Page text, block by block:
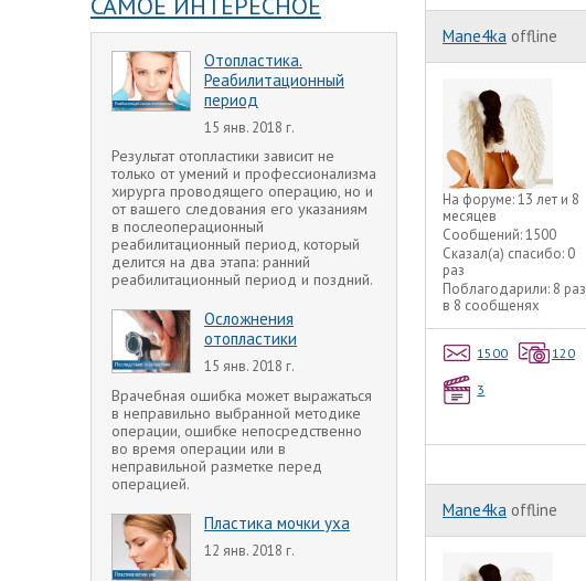
Отопластика.
Реабилитационный
период
15 янв. 2018 г.
Результат отопластики зависит не
только от умений и профессионализма
хирурга проводящего операцию, но и
от вашего следования его указаниям
в послеоперационный
реабилитационный период, который
делится на два этапа: ранний
реабилитационный период и поздний.
Осложнения
отопластики
15 янв. 2018 г.
Врачебная ошибка может выражаться
в неправильно выбранной методике
операции, ошибке непосредственно
во время операции или в
неправильной разметке перед
операцией.
Пластика мочки уха
12 янв. 2018 г.
Mane4ka offline
На форуме:13 лет и 8
месяцев
Сообщений:1500
Сказал(а) спасибо: 0
раз
Поблагодарили: 8 раз
в 8 сообщенях
1500 120
3
Mane4ka offline